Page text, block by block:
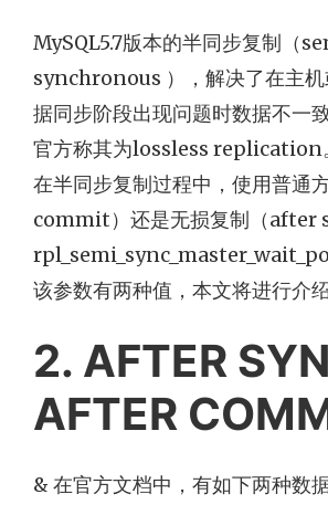
MySQL5.7版本的半同步复制（
synchronous ），解决了在主机
据同步阶段出现问题时数据不一
官方称其为lossless replication
在半同步复制过程中，使用普通
commit）还是无损复制（after
该参数有两种值，本文将进行介绍
2. AFTER
AFTER
& 在官方文档中，有如下两种数